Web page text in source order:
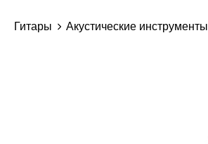
Гитары Акустические инструменты